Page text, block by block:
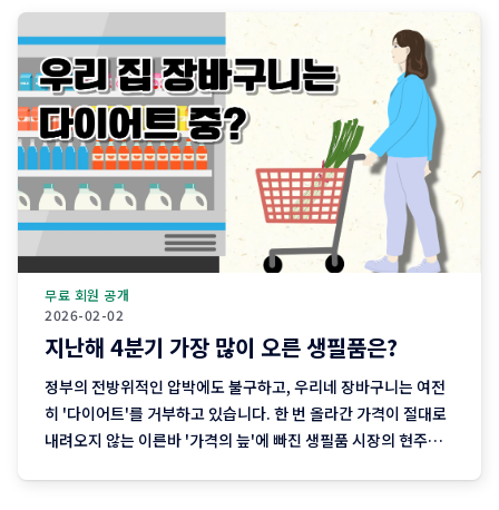
의 모습이 고스란히 담겨 있습니다. 연령대에 따라
2026-02-02
무료 회원 공개
지난해 4분기 가장 많이 오른 생필품은?
정부의 전방위적인 압박에도 불구하고, 우리네 장바구니는 여전
히 '다이어트'를 거부하고 있습니다. 한 번 올라간 가격이 절대로
내려오지 않는 이른바 '가격의 늪'에 빠진 생필품 시장의 현주소